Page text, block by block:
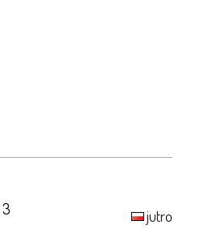
jutro